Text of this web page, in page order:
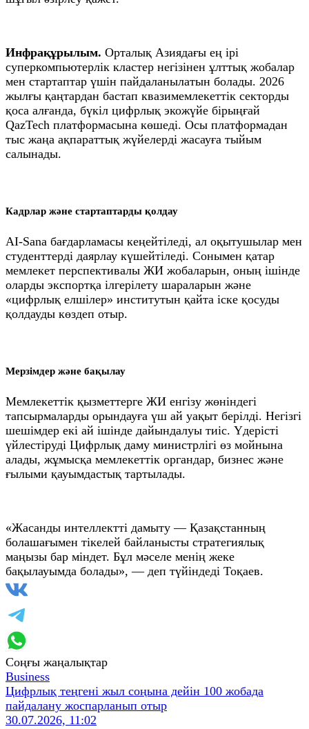
Инфрақұрылым. Орталық Азиядағы ең ірі
суперкомпьютерлік кластер негізінен ұлттық жобалар
мен стартаптар үшін пайдаланылатын болады. 2026
жылғы қаңтардан бастап квазимемлекеттік секторды
қоса алғанда, бүкіл цифрлық экожүйе бірыңғай
QazTech платформасына көшеді. Осы платформадан
тыс жаңа ақпараттық жүйелерді жасауға тыйым
салынады.
Кадрлар және стартаптарды қолдау
AI-Sana бағдарламасы кеңейтіледі, ал оқытушылар мен
студенттерді даярлау күшейтіледі. Сонымен қатар
мемлекет перспективалы ЖИ жобаларын, оның ішінде
оларды экспортқа ілгерілету шараларын және
«цифрлық елшілер» институтын қайта іске қосуды
қолдауды көздеп отыр.
Мерзімдер және бақылау
Мемлекеттік қызметтерге ЖИ енгізу жөніндегі
тапсырмаларды орындауға үш ай уақыт берілді. Негізгі
шешімдер екі ай ішінде дайындалуы тиіс. Үдерісті
үйлестіруді Цифрлық даму министрлігі өз мойнына
алады, жұмысқа мемлекеттік органдар, бизнес және
ғылыми қауымдастық тартылады.
«Жасанды интеллектті дамыту — Қазақстанның
болашағымен тікелей байланысты стратегиялық
маңызы бар міндет. Бұл мәселе менің жеке
бақылауымда болады», — деп түйіндеді Тоқаев.
Соңғы жаңалықтар
Business
Цифрлық теңгені жыл соңына дейін 100 жобада
пайдалану жоспарланып отыр
30.07.2026, 11:02